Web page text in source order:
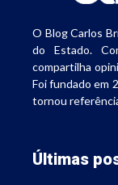
O Blog Carlos
do Estado.
compartilha
Foi fundado em
tornou
Últimas